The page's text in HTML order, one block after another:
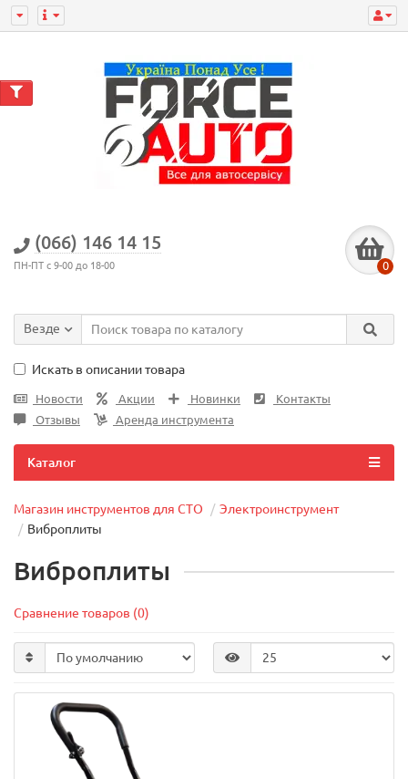
(066) 146 14 15
ПН-ПТ с 9-00 до 18-00 0
Везде
Искать в описании товара
Новости Акции Новинки
Контакты
Отзывы
Аренда инструмента
Каталог
Магазин инструментов для СТО
Электроинструмент
Виброплиты
Виброплиты
Сравнение товаров (0)